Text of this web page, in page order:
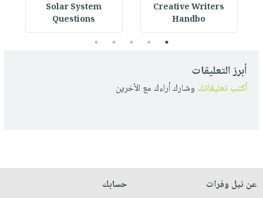
Creative Writers
Handbo
Solar System
Questions
1
2
3
4
5
أبرز التعليقات
أكتب تعليقاتك وشارك أراءك مع الأخرين
عن نيل وفرات
حسابك